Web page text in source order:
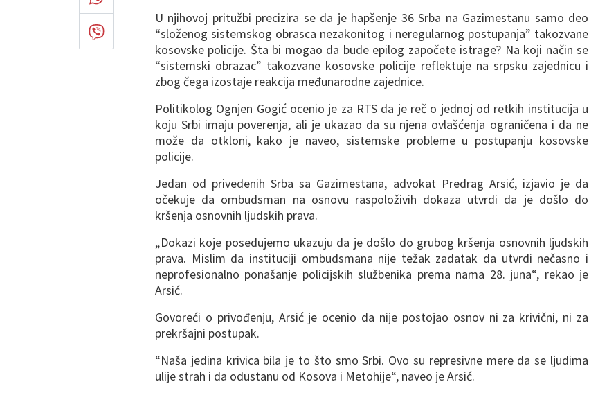
U njihovoj pritužbi precizira se da je hapšenje 36 Srba na Gazimestanu samo deo
“složenog sistemskog obrasca nezakonitog i neregularnog postupanja” takozvane
kosovske policije. Šta bi mogao da bude epilog započete istrage? Na koji način se
“sistemski obrazac” takozvane kosovske policije reflektuje na srpsku zajednicu i
zbog čega izostaje reakcija međunarodne zajednice.
Politikolog Ognjen Gogić ocenio je za RTS da je reč o jednoj od retkih institucija u
koju Srbi imaju poverenja, ali je ukazao da su njena ovlašćenja ograničena i da ne
može da otkloni, kako je naveo, sistemske probleme u postupanju kosovske
policije.
Jedan od privedenih Srba sa Gazimestana, advokat Predrag Arsić, izjavio je da
očekuje da ombudsman na osnovu raspoloživih dokaza utvrdi da je došlo do
kršenja osnovnih ljudskih prava.
„Dokazi koje posedujemo ukazuju da je došlo do grubog kršenja osnovnih ljudskih
prava. Mislim da instituciji ombudsmana nije težak zadatak da utvrdi nečasno i
neprofesionalno ponašanje policijskih službenika prema nama 28. juna“, rekao je
Arsić.
Govoreći o privođenju, Arsić je ocenio da nije postojao osnov ni za krivični, ni za
prekršajni postupak.
“Naša jedina krivica bila je to što smo Srbi. Ovo su represivne mere da se ljudima
ulije strah i da odustanu od Kosova i Metohije“, naveo je Arsić.